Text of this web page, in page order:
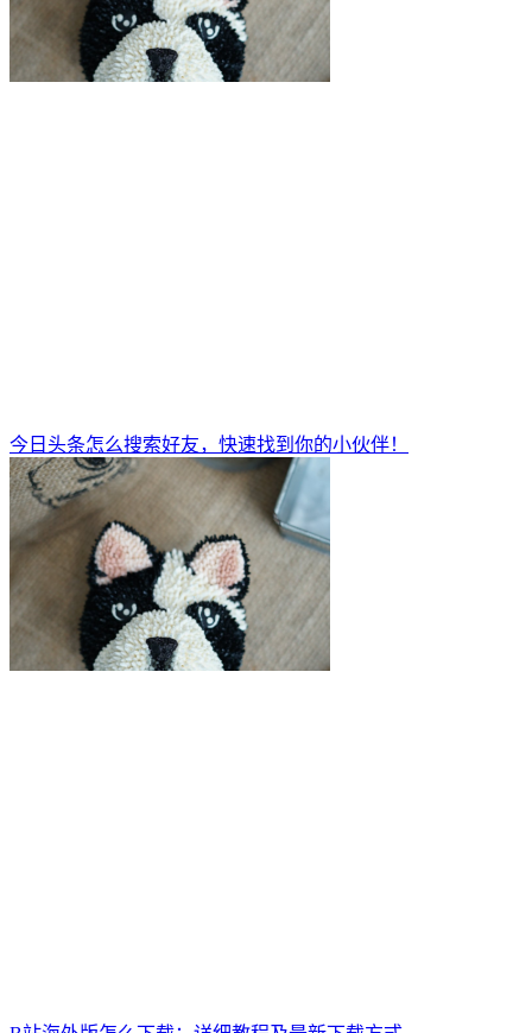
今日头条怎么搜索好友，快速找到你的小伙伴！